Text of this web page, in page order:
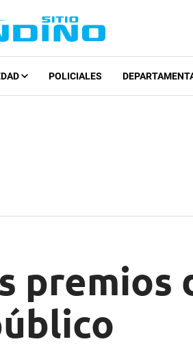
POLICIALES
premios